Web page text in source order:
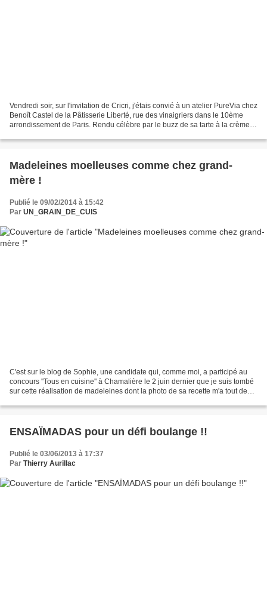
Vendredi soir, sur l'invitation de Cricri, j'étais convié à un atelier PureVia chez
Benoît Castel de la Pâtisserie Liberté, rue des vinaigriers dans le 10ème
arrondissement de Paris. Rendu célèbre par le buzz de sa tarte à la crème,
Madeleines moelleuses comme chez grand-
mère !
Publié le 09/02/2014 à 15:42
Par UN_GRAIN_DE_CUIS
C'est sur le blog de Sophie, une candidate qui, comme moi, a participé au
concours ''Tous en cuisine'' à Chamalière le 2 juin dernier que je suis tombé
sur cette réalisation de madeleines dont la photo de sa recette m'a tout de
ENSAÏMADAS pour un défi boulange !!
Publié le 03/06/2013 à 17:37
Par Thierry Aurillac